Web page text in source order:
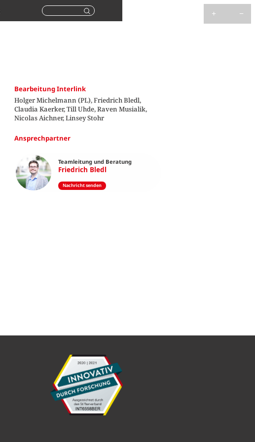
Suchen
Bearbeitung Interlink
Holger Michelmann (PL), Friedrich Bledl,
Claudia Kaerker, Till Uhde, Raven Musialik,
Nicolas Aichner, Linsey Stohr
Ansprechpartner
Teamleitung und Beratung
Friedrich Bledl
Nachricht senden